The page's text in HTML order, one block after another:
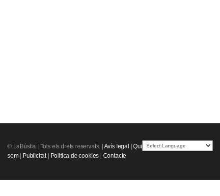
© LaBústia | Tots els drets reservats. Avís legal |Qui
som| Publicitat| Politica de cookies Contacte